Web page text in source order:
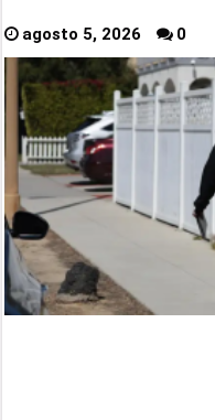
agosto 5, 2026 0